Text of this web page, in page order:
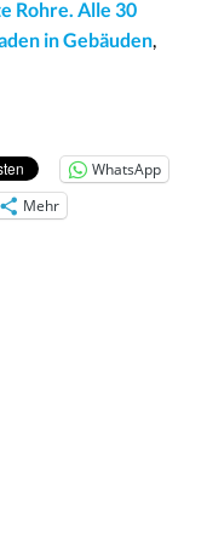
Rohre. Alle 30
in Gebäuden
WhatsApp
Mehr